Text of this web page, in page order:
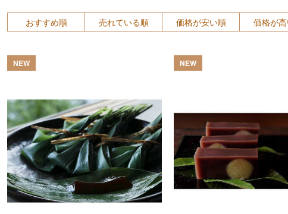
おすすめ順 売れている順 価格が安い順 価格が
NEW NEW